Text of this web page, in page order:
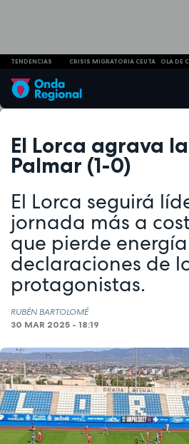
TENDENCIAS CRISIS MIGRATORIA CEUTA OLA DE
El Lorca agrava
Palmar (1-0)
El Lorca seguirá
jornada más a
que pierde
declaraciones de
protagonistas.
RUBÉN BARTOLOMÉ
30 MAR 2025 - 18:19